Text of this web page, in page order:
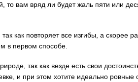
вам вряд ли будет жаль пяти или
как повторяет все изгибы, а скорее
в первом способе.
так как везде есть свои
и при этом хотите идеально ровные